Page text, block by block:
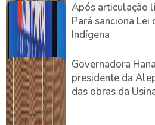
Após articulação
Pará sanciona Lei
Indígena
Governadora
presidente da
das obras da